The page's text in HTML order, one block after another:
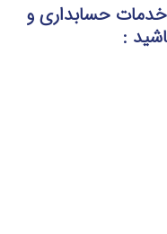
خدمات حسابداری و
: